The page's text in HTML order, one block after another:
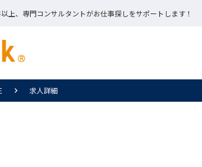
上、専門コンサルタントがお仕事探しをサポートします！
求人詳細